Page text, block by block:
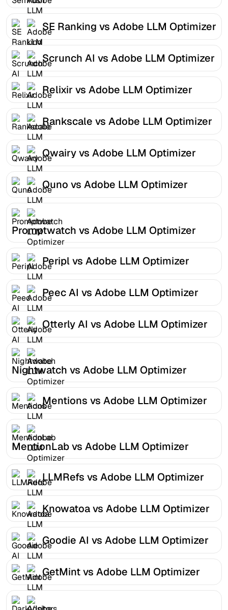
SE Ranking vs Adobe LLM Optimizer
Scrunch AI vs Adobe LLM Optimizer
Relixir vs Adobe LLM Optimizer
Rankscale vs Adobe LLM Optimizer
Qwairy vs Adobe LLM Optimizer
Quno vs Adobe LLM Optimizer
Promptwatch vs Adobe LLM Optimizer
Peripl vs Adobe LLM Optimizer
Peec AI vs Adobe LLM Optimizer
Otterly AI vs Adobe LLM Optimizer
Nightwatch vs Adobe LLM Optimizer
Mentions vs Adobe LLM Optimizer
MentionLab vs Adobe LLM Optimizer
LLMRefs vs Adobe LLM Optimizer
Knowatoa vs Adobe LLM Optimizer
Goodie AI vs Adobe LLM Optimizer
GetMint vs Adobe LLM Optimizer